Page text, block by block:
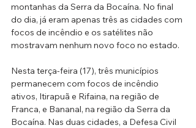
montanhas da Serra da Bocaína. No final
do dia, já eram apenas três as cidades com
focos de incêndio e os satélites não
mostravam nenhum novo foco no estado.
Nesta terça-feira (17), três municípios
permanecem com focos de incêndio
ativos, Itirapuã e Rifaina, na região de
Franca, e Bananal, na região da Serra da
Bocaína. Nas duas cidades, a Defesa Civil